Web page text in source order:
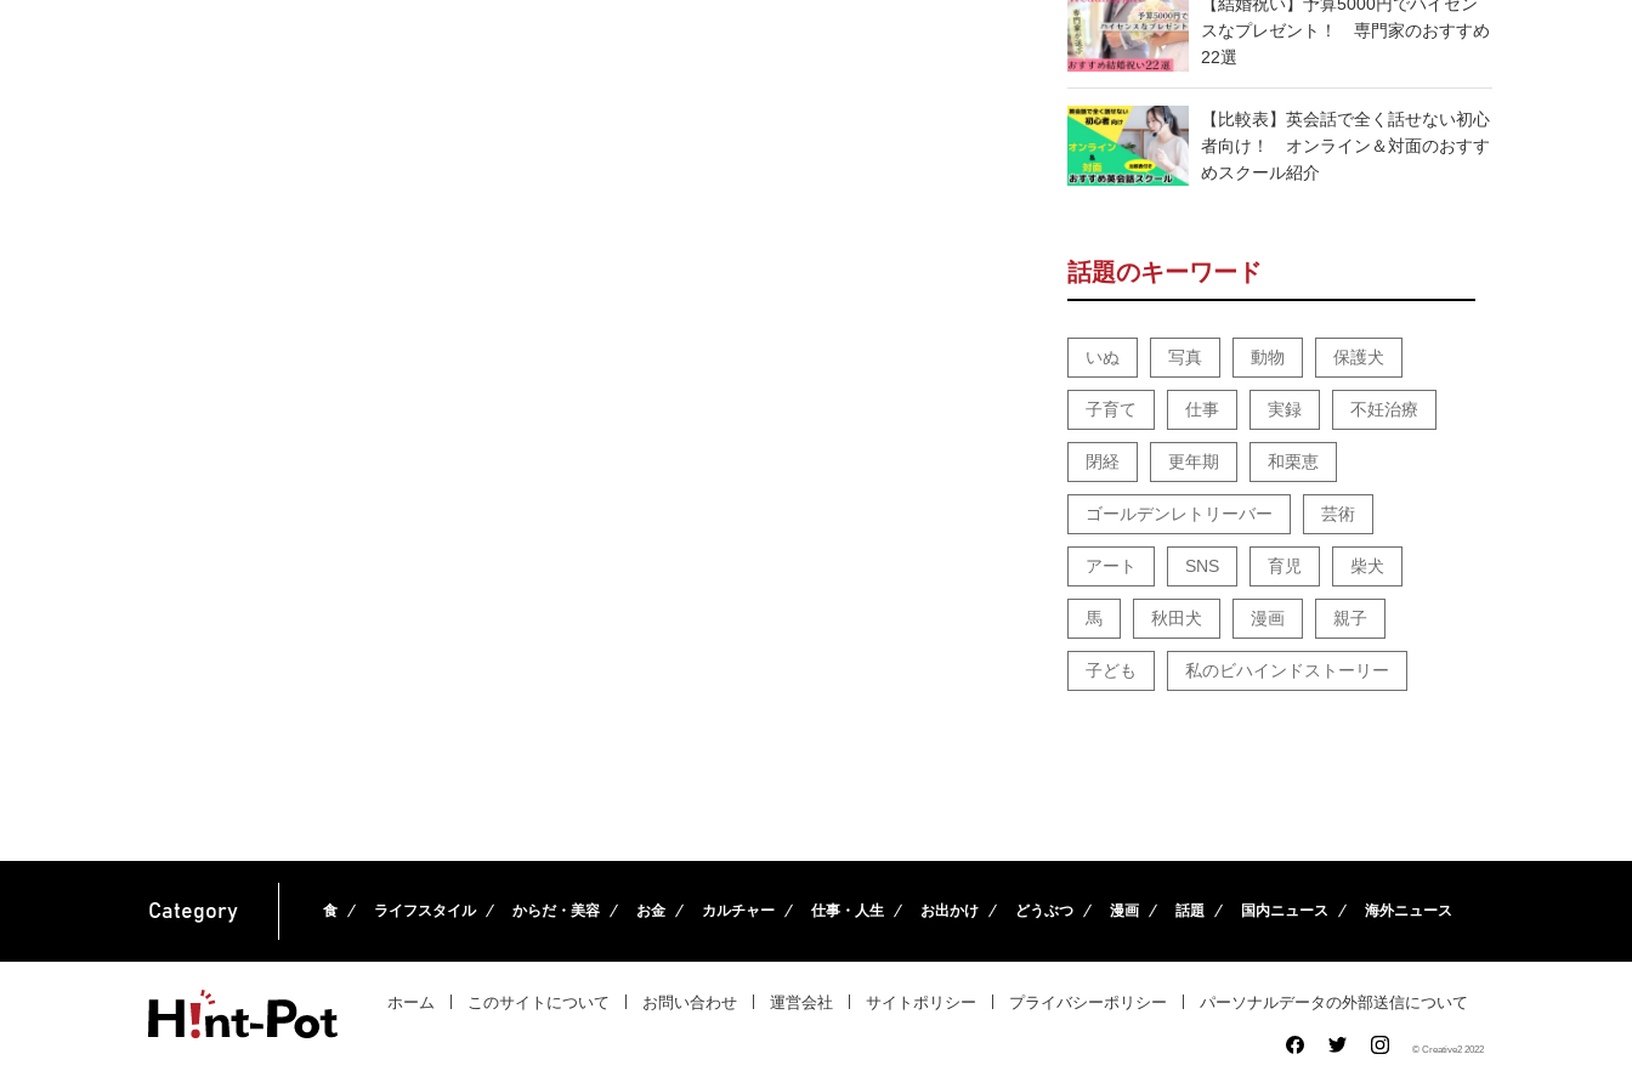
スなプレゼント！ 専門家のおすすめ
22選
【比較表】英会話で全く話せない初心
者向け！ オンライン＆対面のおすす
めスクール紹介
話題のキーワード
いぬ 写真 動物 保護犬
子育て 仕事 実録 不妊治療
閉経 更年期 和栗恵
ゴールデンレトリーバー 芸術
アート SNS 育児 柴犬
馬 秋田犬 漫画 親子
子ども 私のビハインドストーリー
Category 食 ライフスタイル からだ・美容 お金 カルチャー 仕事・人生 お出かけ どうぶつ 漫画 話題 国内ニュース 海外ニュース
ホーム このサイトについて お問い合わせ 運営会社 サイトポリシー プライバシーポリシー パーソナルデータの外部送信について
© Creative2 2022